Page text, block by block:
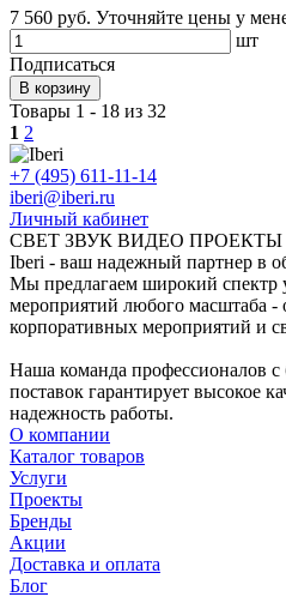
7 560 руб. Уточняйте цены у
шт
Подписаться
В корзину
Товары 1 - 18 из 32
1 2
+7 (495) 611-11-14
iberi@iberi.ru
Личный кабинет
СВЕТ ЗВУК ВИДЕО
Iberi - ваш надежный партнер в
Мы предлагаем широкий спектр
мероприятий любого масштаба -
корпоративных мероприятий и
Наша команда профессионалов
поставок гарантирует высокое
надежность работы.
О компании
Каталог товаров
Услуги
Проекты
Бренды
Акции
Доставка и оплата
Блог